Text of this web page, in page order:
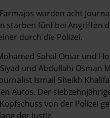
wurden acht
starben fünf bei Angriffen
durch die Polizei.
Sahal Omar und
und Abdullahi Osman
Ismail Sheikh
Autos. Der
von der Polizei
der Justiz.